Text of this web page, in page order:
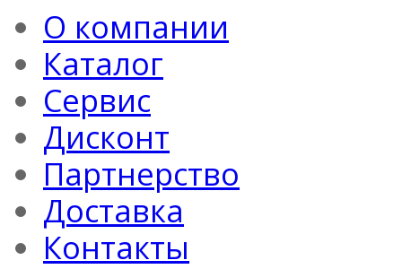
О компании
Каталог
Сервис
Дисконт
Партнерство
Доставка
Контакты